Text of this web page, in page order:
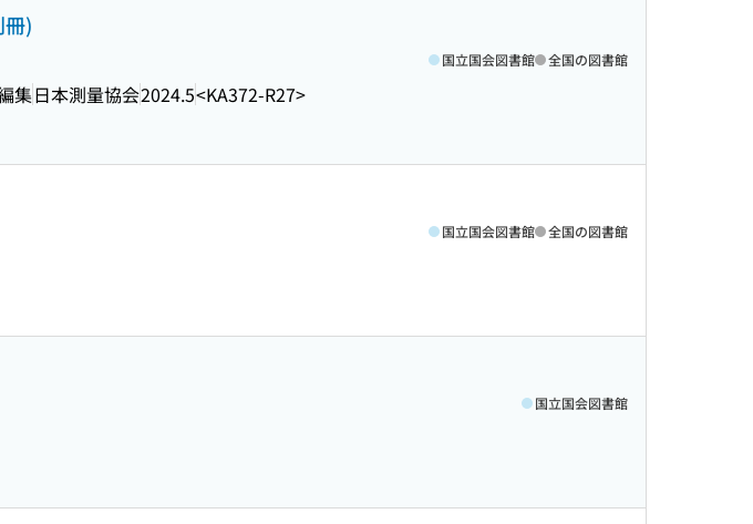
)
集日本測量協会2024.5<KA372-R27>
国立国会図書館 全国の図書館
国立国会図書館 全国の図書館
国立国会図書館